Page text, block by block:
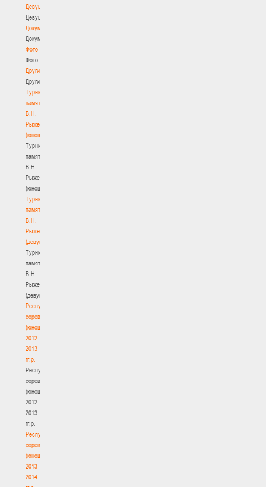
Девушки
Девушки
Документы
Документы
Фото
Фото
Другие
Другие
Турнир
памяти
В.Н.
Рыженкова
(юноши)
Турнир
памяти
В.Н.
Рыженкова
(юноши)
Турнир
памяти
В.Н.
Рыженкова
(девушки)
Турнир
памяти
В.Н.
Рыженкова
(девушки)
Республиканские
соревнования
(юноши)
2012-
2013
гг.р.
Республиканские
соревнования
(юноши)
2012-
2013
гг.р.
Республиканские
соревнования
(юноши)
2013-
2014